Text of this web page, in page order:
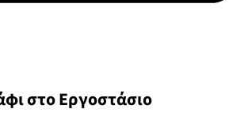
στο Εργοστάσιο